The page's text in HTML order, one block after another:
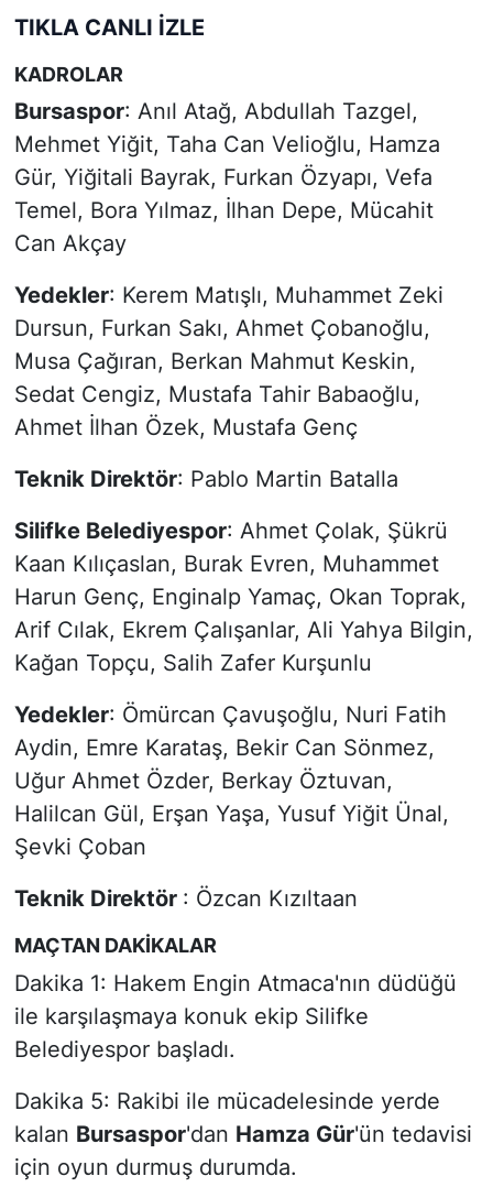
TIKLA CANLI İZLE
KADROLAR
Bursaspor: Anıl Atağ, Abdullah Tazgel,
Mehmet Yiğit, Taha Can Velioğlu, Hamza
Gür, Yiğitali Bayrak, Furkan Özyapı, Vefa
Temel, Bora Yılmaz, İlhan Depe, Mücahit
Can Akçay
Yedekler: Kerem Matışlı, Muhammet Zeki
Dursun, Furkan Sakı, Ahmet Çobanoğlu,
Musa Çağıran, Berkan Mahmut Keskin,
Sedat Cengiz, Mustafa Tahir Babaoğlu,
Ahmet İlhan Özek, Mustafa Genç
Teknik Direktör: Pablo Martin Batalla
Silifke Belediyespor: Ahmet Çolak, Şükrü
Kaan Kılıçaslan, Burak Evren, Muhammet
Harun Genç, Enginalp Yamaç, Okan Toprak,
Arif Cılak, Ekrem Çalışanlar, Ali Yahya Bilgin,
Kağan Topçu, Salih Zafer Kurşunlu
Yedekler: Ömürcan Çavuşoğlu, Nuri Fatih
Aydin, Emre Karataş, Bekir Can Sönmez,
Uğur Ahmet Özder, Berkay Öztuvan,
Halilcan Gül, Erşan Yaşa, Yusuf Yiğit Ünal,
Şevki Çoban
Teknik Direktör : Özcan Kızıltaan
MAÇTAN DAKİKALAR
Dakika 1: Hakem Engin Atmaca'nın düdüğü
ile karşılaşmaya konuk ekip Silifke
Belediyespor başladı.
Dakika 5: Rakibi ile mücadelesinde yerde
kalan Bursaspor'dan Hamza Gür'ün tedavisi
için oyun durmuş durumda.